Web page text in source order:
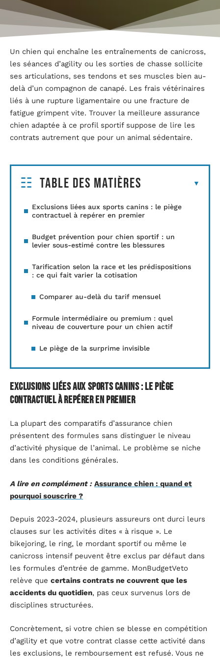
Un chien qui enchaîne les entraînements de canicross,
les séances d’agility ou les sorties de chasse sollicite
ses articulations, ses tendons et ses muscles bien au-
delà d’un compagnon de canapé. Les frais vétérinaires
liés à une rupture ligamentaire ou une fracture de
fatigue grimpent vite. Trouver la meilleure assurance
chien adaptée à ce profil sportif suppose de lire les
contrats autrement que pour un animal sédentaire.
Table des matières
Exclusions liées aux sports canins : le piège
contractuel à repérer en premier
Budget prévention pour chien sportif : un
levier sous-estimé contre les blessures
Tarification selon la race et les prédispositions
: ce qui fait varier la cotisation
Comparer au-delà du tarif mensuel
Formule intermédiaire ou premium : quel
niveau de couverture pour un chien actif
Le piège de la surprime invisible
Exclusions liées aux sports canins : le piège
contractuel à repérer en premier
La plupart des comparatifs d’assurance chien
présentent des formules sans distinguer le niveau
d’activité physique de l’animal. Le problème se niche
dans les conditions générales.
A lire en complément : Assurance chien : quand et
pourquoi souscrire ?
Depuis 2023-2024, plusieurs assureurs ont durci leurs
clauses sur les activités dites « à risque ». Le
bikejoring, le ring, le mordant sportif ou même le
canicross intensif peuvent être exclus par défaut dans
les formules d’entrée de gamme. MonBudgetVeto
relève que certains contrats ne couvrent que les
accidents du quotidien, pas ceux survenus lors de
disciplines structurées.
Concrètement, si votre chien se blesse en compétition
d’agility et que votre contrat classe cette activité dans
les exclusions, le remboursement est refusé. Vous ne